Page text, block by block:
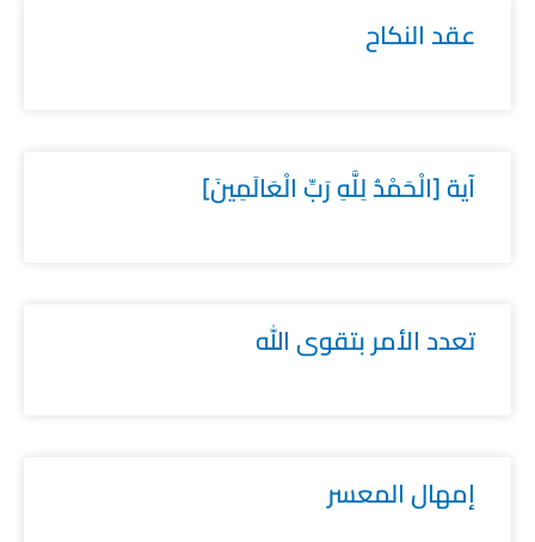
عقد النكاح
آية [الْحَمْدُ لِلَّهِ رَبِّ الْعَالَمِينَ]
تعدد الأمر بتقوى الله
إمهال المعسر